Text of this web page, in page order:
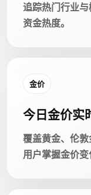
追踪热门行业
资金热度。
金价
今日金价实
覆盖黄金、伦
用户掌握金价变